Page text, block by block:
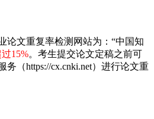
文重复率检测网站为：“中国知
15%。考生提交论文定稿之前可
务（https://cx.cnki.net）进行论文重